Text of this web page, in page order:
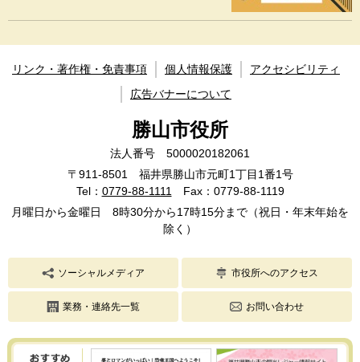
リンク・著作権・免責事項 個人情報保護
アクセシビリティ
広告バナーについて
勝山市役所
法人番号 5000020182061
〒911-8501 福井県勝山市元町1丁目1番1号
Tel： 0779-88-1111
Fax：0779-88-1119
月曜日から金曜日 8時30分から17時15分まで（祝日・年末年始を
除く）
ソーシャルメディア 市役所へのアクセス
業務・連絡先一覧 お問い合わせ